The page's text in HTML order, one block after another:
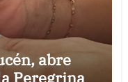
abre
Peregrina